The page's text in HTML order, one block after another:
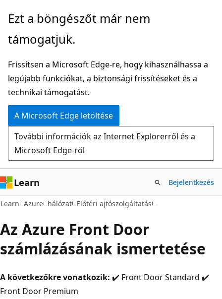
Ugrás
fő
Ezt a böngészőt már nem
támogatjuk.
Frissítsen a Microsoft Edge-re, hogy kihasználhassa a
legújabb funkciókat, a biztonsági frissítéseket és a
technikai támogatást.
A Microsoft Edge letöltése
További információk az Internet Explorerről és a
Microsoft Edge-ről
Learn Bejelentkezés
Learn Azure hálózat Előtéri ajtószolgáltatás
Az Azure Front Door
számlázásának ismertetése
A következőkre vonatkozik: ✔️ Front Door Standard ✔️
Front Door Premium